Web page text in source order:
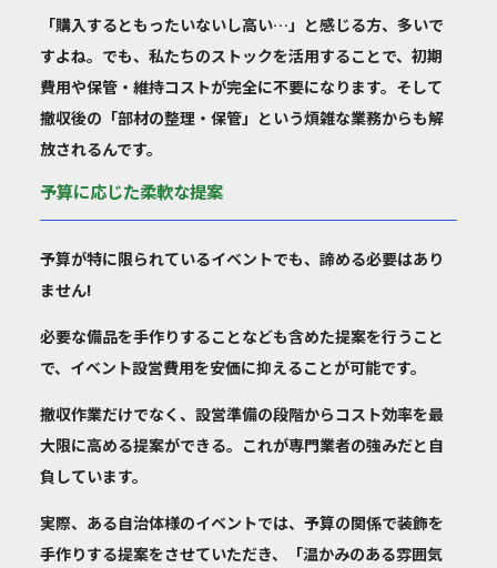
「購入するともったいないし高い…」と感じる方、多いで
すよね。でも、私たちのストックを活用することで、初期
費用や保管・維持コストが完全に不要になります。そして
撤収後の「部材の整理・保管」という煩雑な業務からも解
放されるんです。
予算に応じた柔軟な提案
予算が特に限られているイベントでも、諦める必要はあり
ません!
必要な備品を手作りすることなども含めた提案を行うこと
で、イベント設営費用を安価に抑えることが可能です。
撤収作業だけでなく、設営準備の段階からコスト効率を最
大限に高める提案ができる。これが専門業者の強みだと自
負しています。
実際、ある自治体様のイベントでは、予算の関係で装飾を
手作りする提案をさせていただき、「温かみのある雰囲気